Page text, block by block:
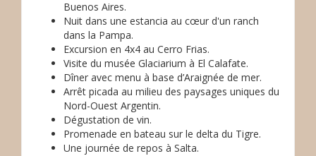
Buenos Aires.
Nuit dans une estancia au cœur d'un ranch
dans la Pampa.
Excursion en 4x4 au Cerro Frias.
Visite du musée Glaciarium à El Calafate.
Dîner avec menu à base d’Araignée de mer.
Arrêt picada au milieu des paysages uniques du
Nord-Ouest Argentin.
Dégustation de vin.
Promenade en bateau sur le delta du Tigre.
Une journée de repos à Salta.